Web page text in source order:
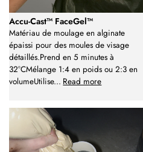
Accu-Cast™ FaceGel™
Matériau de moulage en alginate
épaissi pour des moules de visage
détaillés.Prend en 5 minutes à
32°CMélange 1:4 en poids ou 2:3 en
volumeUtilise... Read more